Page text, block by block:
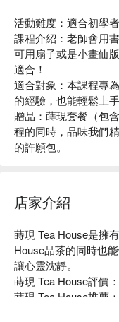
活動難度：適合初學
課程介紹：老師會用
可用扇子或是小畫仙
適合！
適合對象：本課程專
的經驗，也能輕鬆上
贈品：蒔現套餐（包
程的同時，品味我們
的許願包。
店家介紹
蒔現 Tea House是擁
House品茶的同時也
讓心靈沈靜。
蒔現 Tea House評價
蒔現 Tea House推薦